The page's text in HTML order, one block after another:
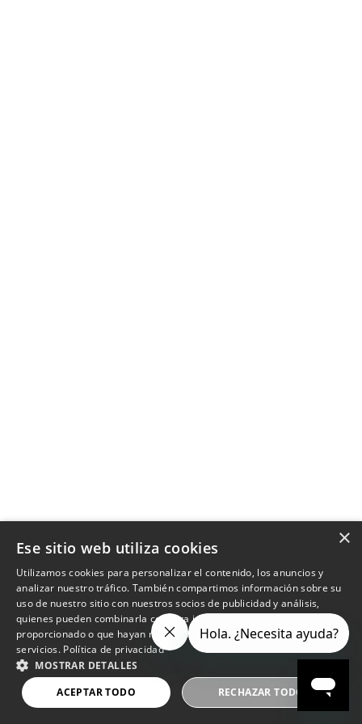
×
Ese sitio web utiliza cookies
Utilizamos cookies para personalizar el contenido, los anuncios y
analizar nuestro tráfico. También compartimos información sobre su
uso de nuestro sitio con nuestros socios de publicidad y análisis,
quienes pueden combinarla con otra información que les haya
proporcionado o que hayan recopilado a partir del uso de sus
servicios. Política de privacidad
MOSTRAR DETALLES
ACEPTAR TODO
RECHAZAR TODO